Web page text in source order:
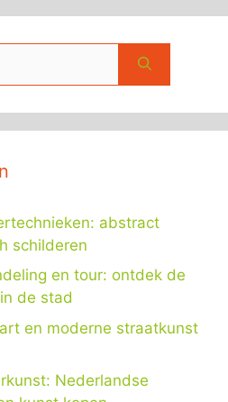
abstract
schilderen
en tour: ontdek de
de stad
en moderne straatkunst
Nederlandse